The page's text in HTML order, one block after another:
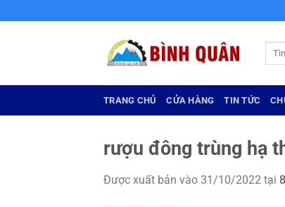
qua
TRANG CHỦ CỬA HÀNG TIN TỨC
rượu đông trùng hạ
Được xuất bản vào 31/10/2022 tại